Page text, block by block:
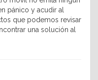
pánico y acudir al
que podemos revisar
una solución al